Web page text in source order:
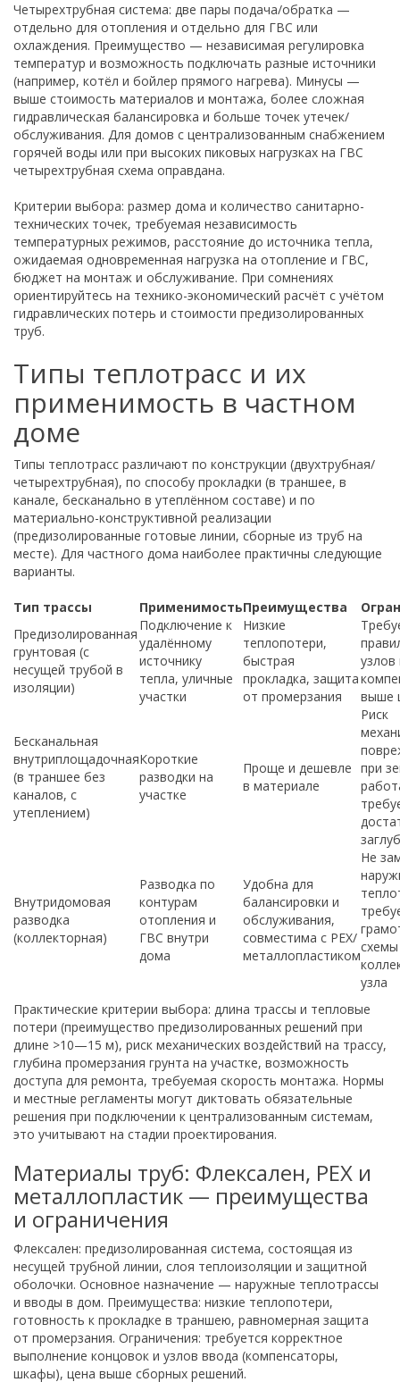
Четырехтрубная система: две пары подача/обратка —
отдельно для отопления и отдельно для ГВС или
охлаждения. Преимущество — независимая регулировка
температур и возможность подключать разные источники
(например, котёл и бойлер прямого нагрева). Минусы —
выше стоимость материалов и монтажа, более сложная
гидравлическая балансировка и больше точек утечек/
обслуживания. Для домов с централизованным снабжением
горячей воды или при высоких пиковых нагрузках на ГВС
четырехтрубная схема оправдана.
Критерии выбора: размер дома и количество санитарно-
технических точек, требуемая независимость
температурных режимов, расстояние до источника тепла,
ожидаемая одновременная нагрузка на отопление и ГВС,
бюджет на монтаж и обслуживание. При сомнениях
ориентируйтесь на технико-экономический расчёт с учётом
гидравлических потерь и стоимости предизолированных
труб.
Типы теплотрасс и их
применимость в частном
доме
Типы теплотрасс различают по конструкции (двухтрубная/
четырехтрубная), по способу прокладки (в траншее, в
канале, бесканально в утеплённом составе) и по
материально-конструктивной реализации
(предизолированные готовые линии, сборные из труб на
месте). Для частного дома наиболее практичны следующие
варианты.
Тип трассы ПрименимостьПреимущества
Предизолированная
грунтовая (с
несущей трубой в
изоляции)
Подключение к
удалённому
источнику
тепла, уличные
участки
Низкие
теплопотери,
быстрая
прокладка, защита
от промерзания
узлов
выше
Бесканальная
внутриплощадочная
(в траншее без
каналов, с
утеплением)
Короткие
разводки на
участке
Проще и дешевле
в материале
Риск
при
Внутридомовая
разводка
(коллекторная)
Разводка по
контурам
отопления и
ГВС внутри
дома
Удобна для
балансировки и
обслуживания,
совместима с PEX/
металлопластиком
Не
схемы
узла
Практические критерии выбора: длина трассы и тепловые
потери (преимущество предизолированных решений при
длине >10—15 м), риск механических воздействий на трассу,
глубина промерзания грунта на участке, возможность
доступа для ремонта, требуемая скорость монтажа. Нормы
и местные регламенты могут диктовать обязательные
решения при подключении к централизованным системам,
это учитывают на стадии проектирования.
Материалы труб: Флексален, PEX и
металлопластик — преимущества
и ограничения
Флексален: предизолированная система, состоящая из
несущей трубной линии, слоя теплоизоляции и защитной
оболочки. Основное назначение — наружные теплотрассы
и вводы в дом. Преимущества: низкие теплопотери,
готовность к прокладке в траншею, равномерная защита
от промерзания. Ограничения: требуется корректное
выполнение концовок и узлов ввода (компенсаторы,
шкафы), цена выше сборных решений.